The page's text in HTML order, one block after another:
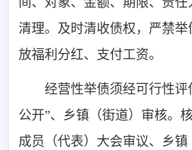
清理。及时清收债权，严禁
放福利分红、支付工资。
经营性举债须经可行性评
公开”、乡镇（街道）审核。
成员（代表）大会审议、乡镇